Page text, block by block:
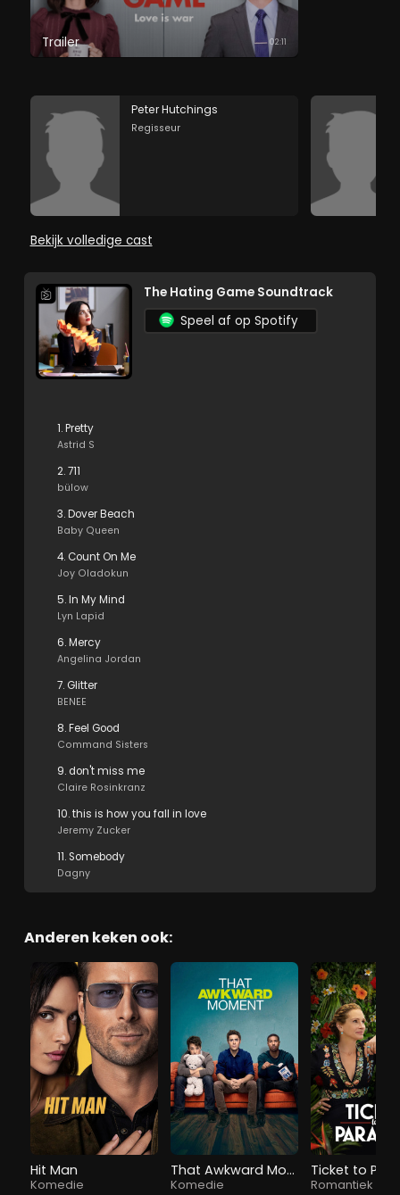
Trailer 02:11
Peter Hutchings
Regisseur
Bekijk volledige cast
The Hating Game Soundtrack
Speel af op Spotify
1. Pretty
Astrid S
2. 711
bülow
3. Dover Beach
Baby Queen
4. Count On Me
Joy Oladokun
5. In My Mind
Lyn Lapid
6. Mercy
Angelina Jordan
7. Glitter
BENEE
8. Feel Good
Command Sisters
9. don't miss me
Claire Rosinkranz
10. this is how you fall in love
Jeremy Zucker
11. Somebody
Dagny
Anderen keken ook:
Hit Man
Komedie
That Awkward Moment
Komedie
Ticket to
Romantiek